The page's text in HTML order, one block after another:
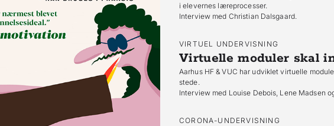
i elevernes læreprocesser.
Interview med Christian Dalsgaard.
VIRTUEL UNDERVISNING
Virtuelle moduler skal
Aarhus HF & VUC har udviklet virtuelle
stede.
Interview med Louise Debois, Lene Madsen
CORONA-UNDERVISNING